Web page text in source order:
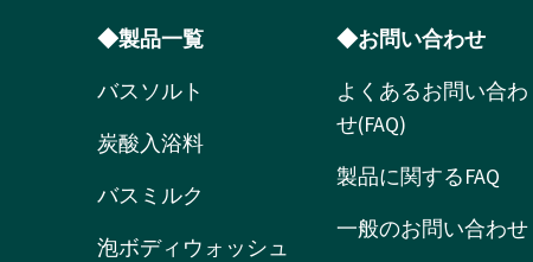
◆製品一覧
バスソルト
炭酸入浴料
バスミルク
泡ボディウォッシュ
◆お問い合わせ
よくあるお問い合わ
せ(FAQ)
製品に関するFAQ
一般のお問い合わせ